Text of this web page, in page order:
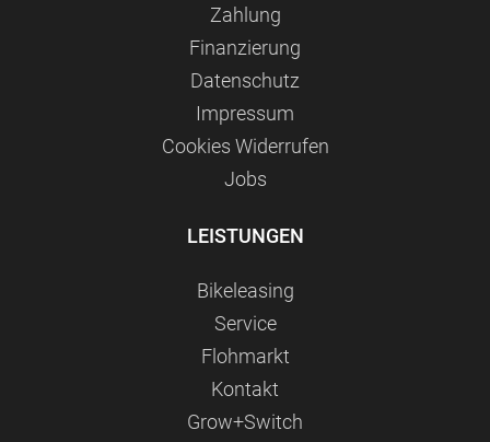
Zahlung
Finanzierung
Datenschutz
Impressum
Сookies Widerrufen
Jobs
LEISTUNGEN
Bikeleasing
Service
Flohmarkt
Kontakt
Grow+Switch